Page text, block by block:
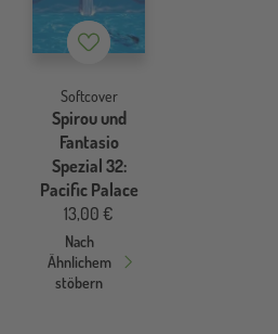
Merkzettel
Softcover
Spirou und
Fantasio
Spezial 32:
Pacific Palace
13,00 €
Nach
Ähnlichem
stöbern